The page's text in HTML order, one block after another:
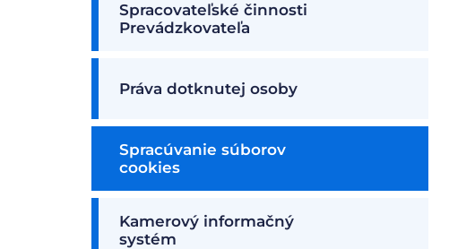
Spracovateľské činnosti
Prevádzkovateľa
Práva dotknutej osoby
Spracúvanie súborov
cookies
Kamerový informačný
systém